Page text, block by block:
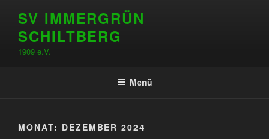
Inhalt
springen
SV IMMERGRÜN
SCHILTBERG
1909 e.V.
Menü
MONAT: DEZEMBER 2024